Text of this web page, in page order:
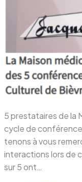
5 prestataires de la
cycle de
tenons à vous
interactions lors de
sur 5 ont…